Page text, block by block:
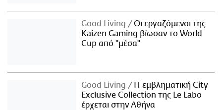
Good Living
Οι εργαζόμενοι της
Kaizen Gaming βίωσαν το World
Cup από "μέσα"
Good Living
Η εμβληματική City
Exclusive Collection της Le Labo
έρχεται στην Αθήνα